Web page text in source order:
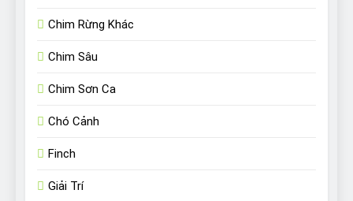
Chim Rừng Khác
Chim Sâu
Chim Sơn Ca
Chó Cảnh
Finch
Giải Trí